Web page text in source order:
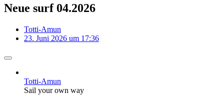
Neue surf 04.2026
Totti-Amun
23. Juni 2026 um 17:36
Totti-Amun
Sail your own way